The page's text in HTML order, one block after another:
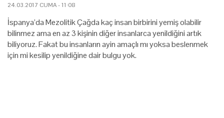
24.03.2017 CUMA - 11:08
İspanya’da Mezolitik Çağda kaç insan birbirini yemiş olabilir
bilinmez ama en az 3 kişinin diğer insanlarca yenildiğini artık
biliyoruz. Fakat bu insanların ayin amaçlı mı yoksa beslenmek
için mi kesilip yenildiğine dair bulgu yok.